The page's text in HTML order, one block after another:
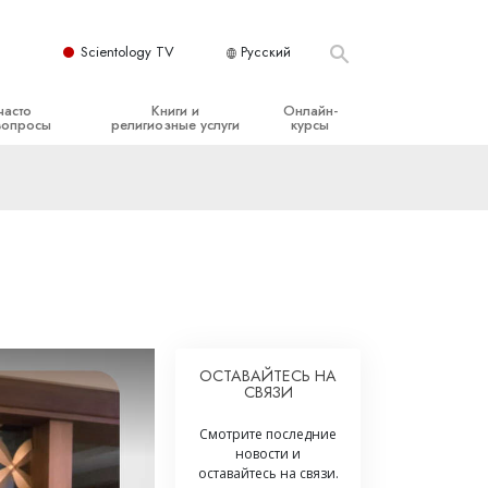
Scientology TV Русский
Книги и
религиозные услуги
Онлайн-
курсы
Помощь при болезнях и травмах
Целостность и честность
Шкала эмоциональных тонов
ОСТАВАЙТЕСЬ НА
СВЯЗИ
Смотрите последние
новости и
оставайтесь на связи.